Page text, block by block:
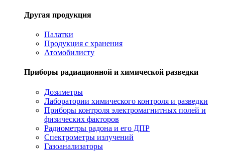
Другая продукция
Палатки
Продукция с хранения
Атомобилисту
Приборы радиационной и химической разведки
Дозиметры
Лаборатории химического контроля и разведки
Приборы контроля электромагнитных полей и
физических факторов
Радиометры радона и его ДПР
Спектрометры излучений
Газоанализаторы